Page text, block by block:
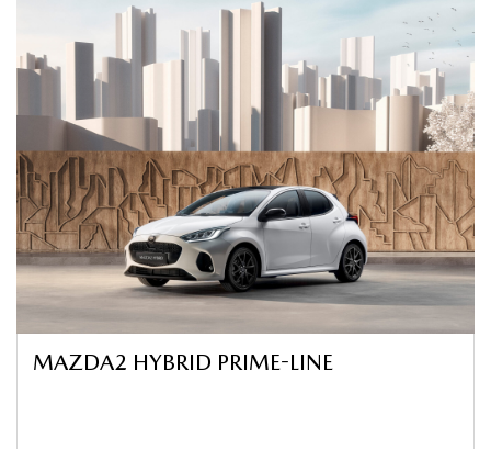
MAZDA2 HYBRID PRIME-LINE